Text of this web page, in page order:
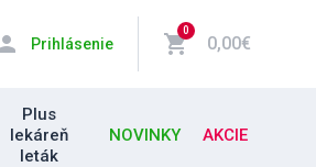
Prihlásenie shopping_cart
0
0,00€
Plus
lekáreň
leták
NOVINKY AKCIE